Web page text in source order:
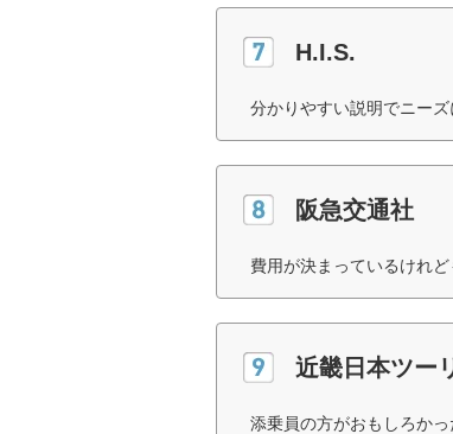
H.I.S.
分かりやすい説明でニー
阪急交通社
費用が決まっているけれ
近畿日本ツー
添乗員の方がおもしろかっ